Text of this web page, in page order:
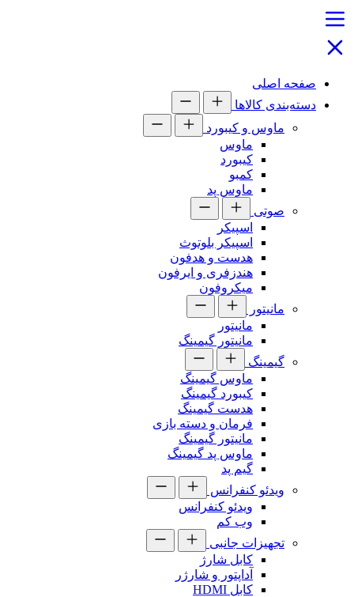
صفحه اصلی
دسته‌بندی کالاها
ماوس و کیبورد
ماوس
کیبورد
کمبو
ماوس پد
صوتی
اسپیکر
اسپیکر بلوتوث
هدست و هدفون
هندزفری و ایرفون
میکروفون
مانیتور
مانیتور
مانیتور گیمینگ
گیمینگ
ماوس گیمینگ
کیبورد گیمینگ
هدست گیمینگ
فرمان و دسته بازی
مانیتور گیمینگ
ماوس پد گیمینگ
گیم پد
ویدئو کنفرانس
ویدئو کنفرانس
وب کم
تجهیزات جانبی
کابل شارژ
آداپتور و شارژر
کابل HDMI